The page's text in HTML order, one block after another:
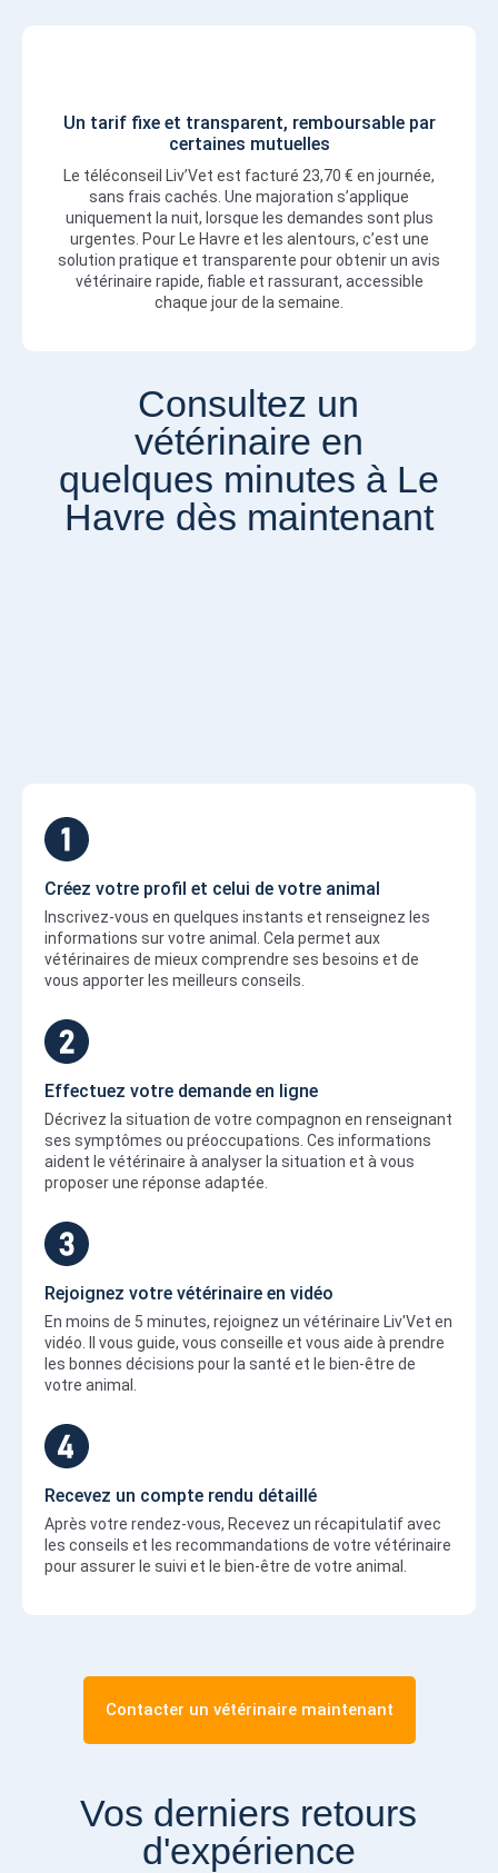
Un tarif fixe et transparent, remboursable par
certaines mutuelles
Le téléconseil Liv’Vet est facturé 23,70 € en journée,
sans frais cachés. Une majoration s’applique
uniquement la nuit, lorsque les demandes sont plus
urgentes. Pour Le Havre et les alentours, c’est une
solution pratique et transparente pour obtenir un avis
vétérinaire rapide, fiable et rassurant, accessible
chaque jour de la semaine.
Consultez un
vétérinaire en
quelques minutes à Le
Havre dès maintenant
Créez votre profil et celui de votre animal
Inscrivez-vous en quelques instants et renseignez les
informations sur votre animal. Cela permet aux
vétérinaires de mieux comprendre ses besoins et de
vous apporter les meilleurs conseils.
Effectuez votre demande en ligne
Décrivez la situation de votre compagnon en renseignant
ses symptômes ou préoccupations. Ces informations
aident le vétérinaire à analyser la situation et à vous
proposer une réponse adaptée.
Rejoignez votre vétérinaire en vidéo
En moins de 5 minutes, rejoignez un vétérinaire Liv'Vet en
vidéo. Il vous guide, vous conseille et vous aide à prendre
les bonnes décisions pour la santé et le bien-être de
votre animal.
Recevez un compte rendu détaillé
Après votre rendez-vous, Recevez un récapitulatif avec
les conseils et les recommandations de votre vétérinaire
pour assurer le suivi et le bien-être de votre animal.
Contacter un vétérinaire maintenant
Vos derniers retours
d'expérience